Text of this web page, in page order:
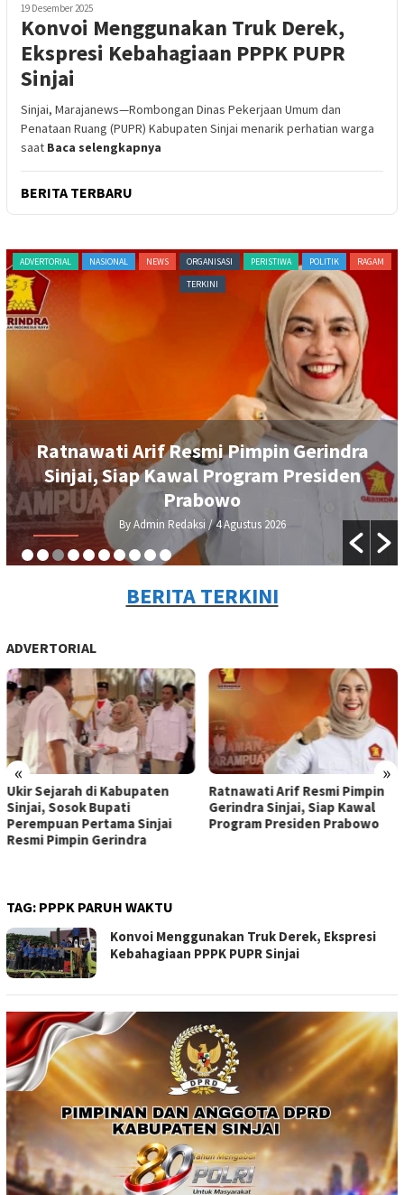
19 Desember 2025
Konvoi Menggunakan Truk Derek,
Ekspresi Kebahagiaan PPPK PUPR
Sinjai
Sinjai, Marajanews—Rombongan Dinas Pekerjaan Umum dan
Penataan Ruang (PUPR) Kabupaten Sinjai menarik perhatian warga
saat Baca selengkapnya
BERITA TERBARU
NEWS
DEMA UIAD Serahkan Petisi Kenaikan
Dana Operasional Ormawa, Wakil
Rektor III Siap Bawa ke Rapat Senat
By Admin Redaksi / 3 Agustus 2026
BERITA TERKINI
ADVERTORIAL
« »
Ratnawati Arif Resmi Pimpin
Gerindra Sinjai, Siap Kawal
Program Presiden Prabowo
Andi Muawiyah Ramly
Kucurkan Bantuan Rp20 Juta
untuk GOR Sinjai, Guyonan ke
TAG: PPPK PARUH WAKTU
Konvoi Menggunakan Truk Derek, Ekspresi
Kebahagiaan PPPK PUPR Sinjai